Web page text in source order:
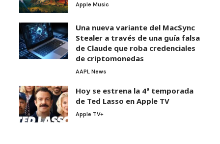
Apple Music
Una nueva variante del MacSync
Stealer a través de una guía falsa
de Claude que roba credenciales
de criptomonedas
AAPL News
Hoy se estrena la 4ª temporada
de Ted Lasso en Apple TV
Apple TV+